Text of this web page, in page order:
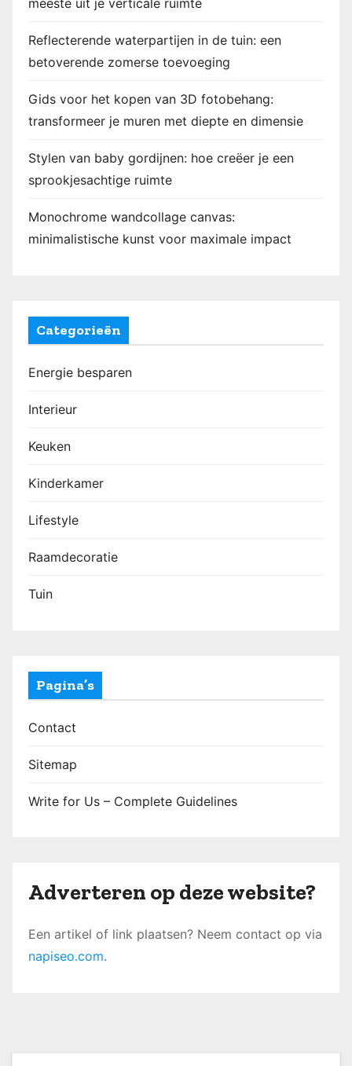
Reflecterende waterpartijen in de tuin: een
betoverende zomerse toevoeging
Gids voor het kopen van 3D fotobehang:
transformeer je muren met diepte en dimensie
Stylen van baby gordijnen: hoe creëer je een
sprookjesachtige ruimte
Monochrome wandcollage canvas:
minimalistische kunst voor maximale impact
Categorieën
Energie besparen
Interieur
Keuken
Kinderkamer
Lifestyle
Raamdecoratie
Tuin
Pagina’s
Contact
Sitemap
Write for Us – Complete Guidelines
Adverteren op deze website?
Een artikel of link plaatsen? Neem contact op via
napiseo.com.